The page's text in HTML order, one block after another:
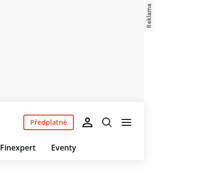
Finexpert Eventy
Předplatné